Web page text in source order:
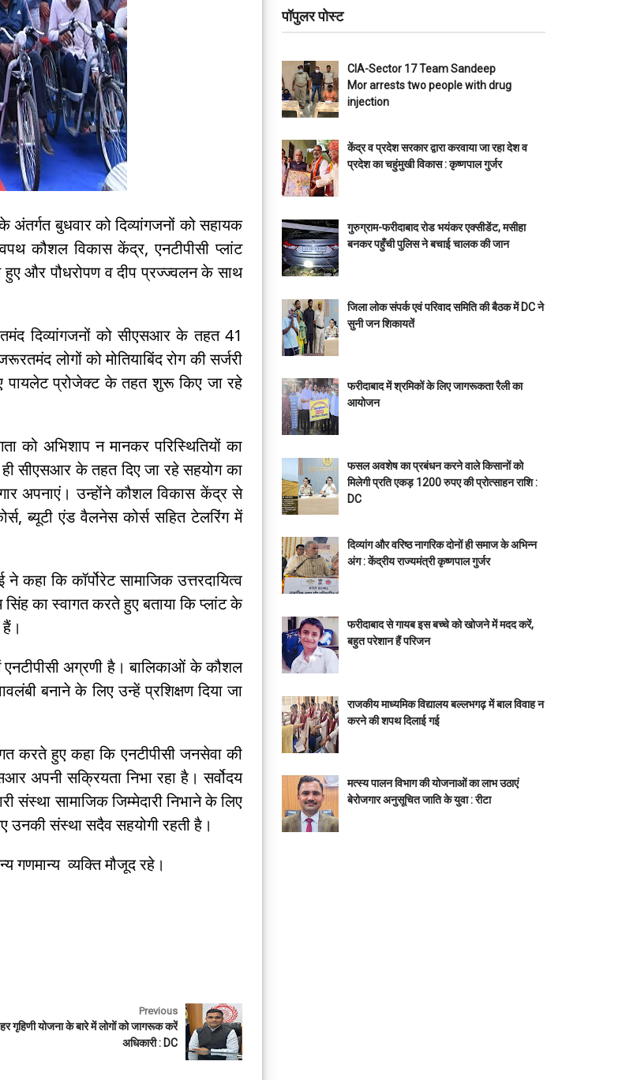
अंतर्गत बुधवार को दिव्यांगजनों को सहायक
कौशल विकास केंद्र, एनटीपीसी प्लांट
हुए और पौधरोपण व दीप प्रज्ज्वलन के साथ
दिव्यांगजनों को सीएसआर के तहत 41
लोगों को मोतियाबिंद रोग की सर्जरी
पायलेट प्रोजेक्ट के तहत शुरू किए जा रहे
को अभिशाप न मानकर परिस्थितियों का
सीएसआर के तहत दिए जा रहे सहयोग का
अपनाएं। उन्होंने कौशल विकास केंद्र से
ब्यूटी एंड वैलनेस कोर्स सहित टेलरिंग में
कि कॉर्पोरेट सामाजिक उत्तरदायित्व
सिंह का स्वागत करते हुए बताया कि प्लांट के
अग्रणी है। बालिकाओं के कौशल
बनाने के लिए उन्हें प्रशिक्षण दिया जा
करते हुए कहा कि एनटीपीसी जनसेवा की
अपनी सक्रियता निभा रहा है। सर्वोदय
सामाजिक जिम्मेदारी निभाने के लिए
उनकी संस्था सदैव सहयोगी रहती है।
गणमान्य व्यक्ति मौजूद रहे।
Previous
गृहिणी योजना के बारे में लोगों को जागरूक करें
अधिकारी : DC
पॉपुलर पोस्ट
CIA-Sector 17 Team Sandeep
Mor arrests two people with drug
injection
केंद्र व प्रदेश सरकार द्वारा करवाया जा रहा देश व
प्रदेश का चहुंमुखी विकास : कृष्णपाल गुर्जर
गुरुग्राम-फरीदाबाद रोड भयंकर एक्सीडेंट, मसीहा
बनकर पहुँची पुलिस ने बचाई चालक की जान
जिला लोक संपर्क एवं परिवाद समिति की बैठक में DC ने
सुनी जन शिकायतें
फरीदाबाद में श्रमिकों के लिए जागरूकता रैली का
आयोजन
फसल अवशेष का प्रबंधन करने वाले किसानों को
मिलेगी प्रति एकड़ 1200 रुपए की प्रोत्साहन राशि :
DC
दिव्यांग और वरिष्ठ नागरिक दोनों ही समाज के अभिन्न
अंग : केंद्रीय राज्यमंत्री कृष्णपाल गुर्जर
फरीदाबाद से गायब इस बच्चे को खोजने में मदद करें,
बहुत परेशान हैं परिजन
राजकीय माध्यमिक विद्यालय बल्लभगढ़ में बाल विवाह न
करने की शपथ दिलाई गई
मत्स्य पालन विभाग की योजनाओं का लाभ उठाएं
बेरोजगार अनुसूचित जाति के युवा : रीटा